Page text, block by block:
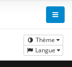
Thème
Langue